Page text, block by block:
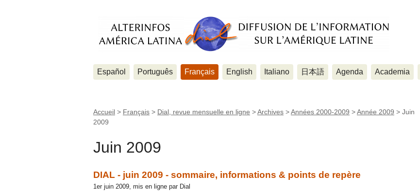
Español Português Français English Italiano 日本語 Agenda Academia
Accueil > Français > Dial, revue mensuelle en ligne >Archives >Années 2000-2009 >Année 2009 > Juin
2009
Juin 2009
DIAL - juin 2009 - sommaire, informations & points de repère
1er juin 2009, mis en ligne par Dial